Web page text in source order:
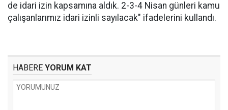
de idari izin kapsamına aldık. 2-3-4 Nisan günleri kamu
çalışanlarımız idari izinli sayılacak" ifadelerini kullandı.
HABERE YORUM KAT